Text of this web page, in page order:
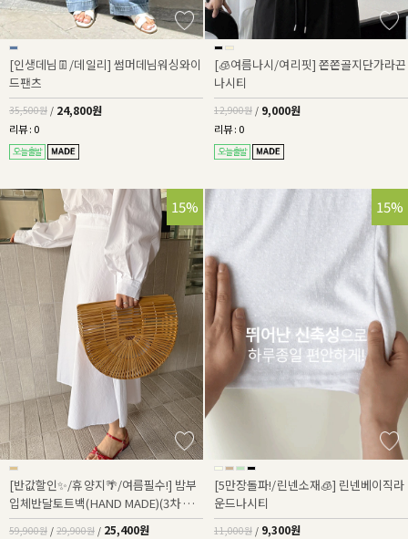
[인생데님👖/데일리] 썸머데님워싱와이
드팬츠
35,500원 / 24,800원
리뷰 : 0
[🧊여름나시/여리핏] 쫀쫀골지단가라끈
나시티
12,900원 / 9,000원
리뷰 : 0
58%
15%
[반값할인✨/휴양지🌴/여름필수!] 밤부
입체반달토트백(HAND MADE)(3차 재
입고)
59,900원 / 29,900원 / 25,400원
15%
[5만장돌파!/린넨소재🧊] 린넨베이직라
운드나시티
11,000원 / 9,300원